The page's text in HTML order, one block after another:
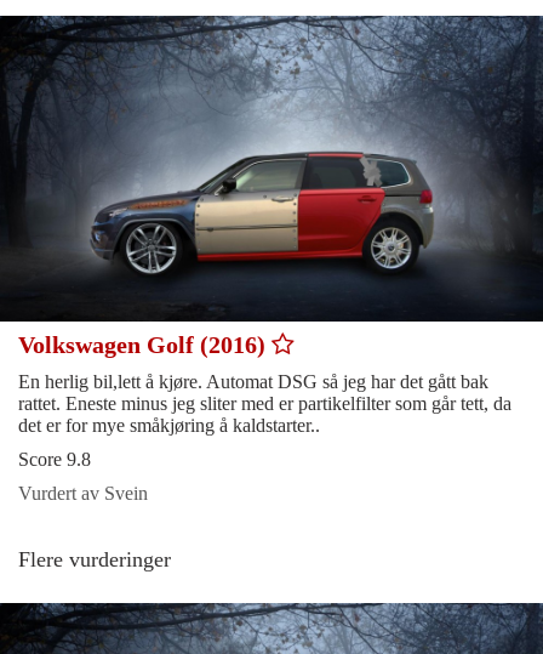
Volkswagen Golf (2016)
En herlig bil,lett å kjøre. Automat DSG så jeg har det gått bak
rattet. Eneste minus jeg sliter med er partikelfilter som går tett, da
det er for mye småkjøring å kaldstarter..
Score 9.8
Vurdert av Svein
Flere vurderinger